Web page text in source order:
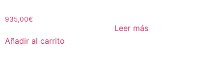
935,00€
Añadir al carrito
Leer más